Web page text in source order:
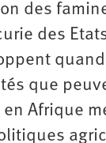
des
des
que
Afrique